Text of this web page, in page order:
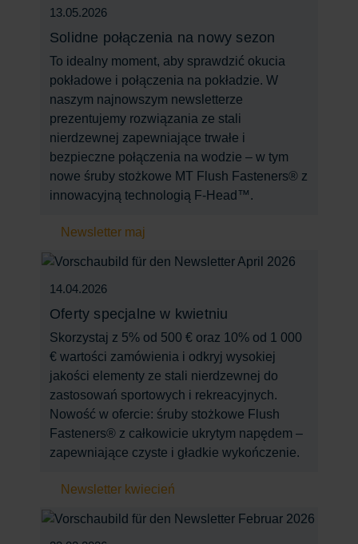
13.05.2026
Solidne połączenia na nowy sezon
To idealny moment, aby sprawdzić okucia
pokładowe i połączenia na pokładzie. W
naszym najnowszym newsletterze
prezentujemy rozwiązania ze stali
nierdzewnej zapewniające trwałe i
bezpieczne połączenia na wodzie – w tym
nowe śruby stożkowe MT Flush Fasteners® z
innowacyjną technologią F-Head™.
Newsletter maj
14.04.2026
Oferty specjalne w kwietniu
Skorzystaj z 5% od 500 € oraz 10% od 1 000
€ wartości zamówienia i odkryj wysokiej
jakości elementy ze stali nierdzewnej do
zastosowań sportowych i rekreacyjnych.
Nowość w ofercie: śruby stożkowe Flush
Fasteners® z całkowicie ukrytym napędem –
zapewniające czyste i gładkie wykończenie.
Newsletter kwiecień